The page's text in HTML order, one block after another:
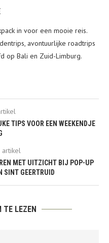
in voor een mooie reis.
avontuurlijke roadtrips
op Bali en Zuid-Limburg.
TIPS VOOR EEN WEEKENDJE
MET UITZICHT BIJ POP-UP
SINT GEERTRUID
TE LEZEN